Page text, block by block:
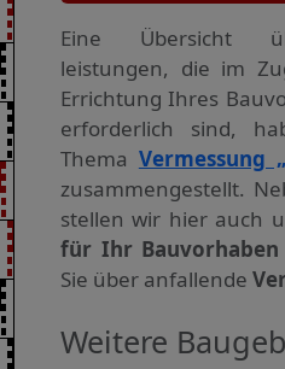
Eine Übersicht
leistungen, die im
Errichtung Ihres
erforderlich sind,
Thema Vermessung
zusammengestellt.
stellen wir hier auch
für Ihr Bauvorhaben
Sie über anfallende
Weitere